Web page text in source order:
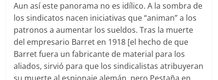
Aun así este panorama no es idílico. A la sombra de
los sindicatos nacen iniciativas que “animan” a los
patronos a aumentar los sueldos. Tras la muerte
del empresario Barret en 1918 [el hecho de que
Barret fuera un fabricante de material para los
aliados, sirvió para que los sindicalistas atribuyeran